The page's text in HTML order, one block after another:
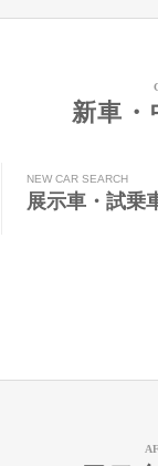
新車・
NEW CAR SEARCH
展示車・試乗